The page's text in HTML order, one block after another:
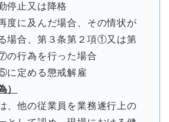
停止又は降格
度に及んだ場合、その情状が
場合、第３条第２項①又は第
の行為を行った場合
定める懲戒解雇
）
、他の従業員を業務遂行上の